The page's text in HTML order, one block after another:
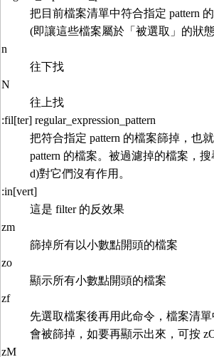
把目前檔案清單中符合指定 pattern
(即讓這些檔案屬於「被選取」的狀
n
往下找
N
往上找
:fil[ter] regular_expression_pattern
把符合指定 pattern 的檔案篩掉，也
pattern 的檔案。被過濾掉的檔案，搜
d)對它們沒有作用。
:in[vert]
這是 filter 的反效果
zm
篩掉所有以小數點開頭的檔案
zo
顯示所有小數點開頭的檔案
zf
先選取檔案後再用此命令，檔案清
會被篩掉，如要再顯示出來，可按
zM